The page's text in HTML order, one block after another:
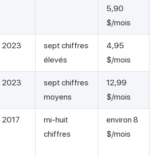
5,90
$/mois
2023
sept chiffres
élevés
4,95
$/mois
2023
sept chiffres
moyens
12,99
$/mois
2017
mi-huit
chiffres
environ 8
$/mois